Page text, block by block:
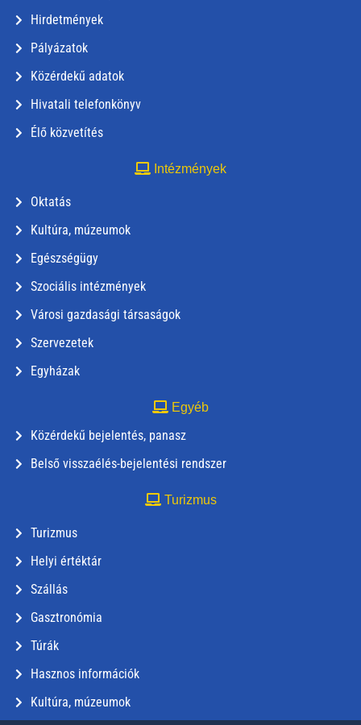
Hirdetmények
Pályázatok
Közérdekű adatok
Hivatali telefonkönyv
Élő közvetítés
Intézmények
Oktatás
Kultúra, múzeumok
Egészségügy
Szociális intézmények
Városi gazdasági társaságok
Szervezetek
Egyházak
Egyéb
Közérdekű bejelentés, panasz
Belső visszaélés-bejelentési rendszer
Turizmus
Turizmus
Helyi értéktár
Szállás
Gasztronómia
Túrák
Hasznos információk
Kultúra, múzeumok